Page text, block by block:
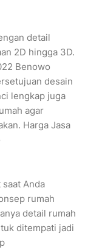
detail
2D hingga 3D.
Benowo
desain
lengkap juga
agar
Harga Jasa
Anda
rumah
detail rumah
ditempati jadi